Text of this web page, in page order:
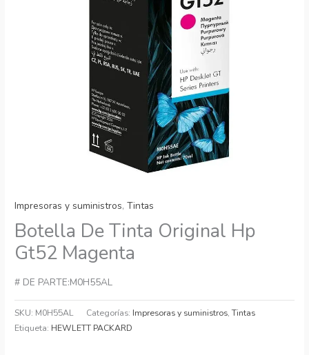
Impresoras y suministros,Tintas
Botella De Tinta Original Hp
Gt52 Magenta
# DE PARTE:M0H55AL
SKU: M0H55AL Categorías: Impresoras y suministros,Tintas
Etiqueta: HEWLETT PACKARD